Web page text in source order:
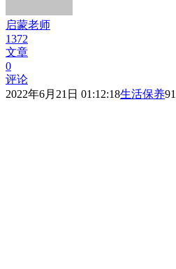
启蒙老师
1372
文章
0
评论
2022年6月21日 01:12:18生活保养